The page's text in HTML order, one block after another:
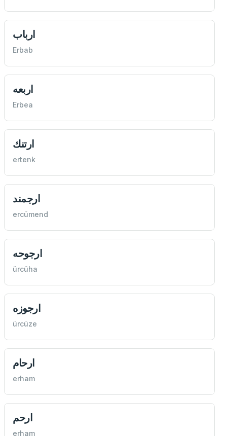
ارباب
Erbab
اربعه
Erbea
ارتنك
ertenk
ارجمند
ercümend
ارجوحه
ürcüha
ارجوزه
ürcüze
ارحام
erham
ارحم
erham